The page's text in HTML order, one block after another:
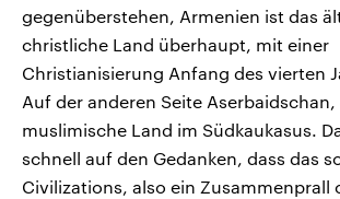
gegenüberstehen, Armenien ist das
christliche Land überhaupt, mit einer
Christianisierung Anfang des vierten
Auf der anderen Seite
muslimische Land im Südkaukasus.
schnell auf den Gedanken, dass das
Civilizations, also ein Zusammenprall